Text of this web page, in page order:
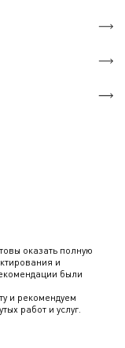
оказать полную
и
были
и рекомендуем
работ и услуг.